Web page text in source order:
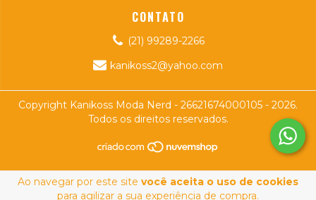
Ao navegar por este site você aceita o uso de cookies
para agilizar a sua experiência de compra.
CONTATO
(21) 99289-2266
kanikoss2@yahoo.com
Copyright Kanikoss Moda Nerd - 26621674000105 - 2026.
Todos os direitos reservados.